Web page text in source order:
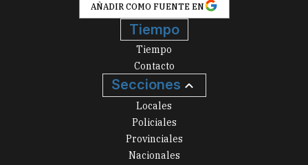
AÑADIR COMO FUENTE EN
Tiempo
Tiempo
Contacto
Secciones
Locales
Policiales
Provinciales
Nacionales